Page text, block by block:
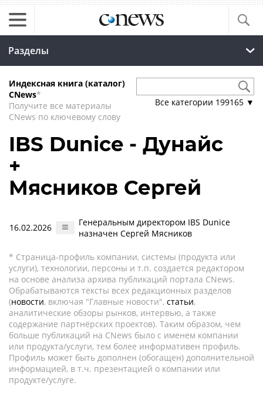
Разделы
Индексная книга (каталог)
CNews*
Получите все материалы
CNews по ключевому слову
Все категории 199165 ▼
IBS Dunice - Дунайс
+
Мясников Сергей
16.02.2026
Генеральным директором IBS Dunice
назначен Сергей Мясников
* Страница-профиль компании, системы (продукта или
услуги), технологии, персоны и т.п. создается редактором
на основе анализа архива публикаций портала CNews.
Обрабатываются тексты всех редакционных разделов
(новости, включая "Главные новости", статьи,
аналитические обзоры рынков, интервью, а также
содержание партнёрских проектов). Таким образом, чем
больше публикаций на CNews было с именем компании
или продукта/услуги, тем более информативен профиль.
Профиль может быть дополнен (обогащен) дополнительной
информацией, в т.ч. презентацией о компании или
продукте/услуге.